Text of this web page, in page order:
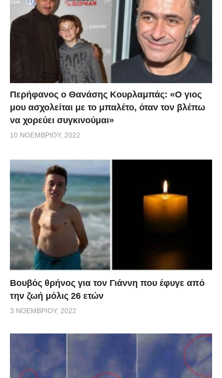
Περήφανος ο Θανάσης Κουρλαμπάς: «Ο γιος
μου ασχολείται με το μπαλέτο, όταν τον βλέπω
να χορεύει συγκινούμαι»
10 ΝΟΕΜΒΡΊΟΥ, 2022
Βουβός θρήνος για τον Γιάννη που έφυγε από
την ζωή μόλις 26 ετών
3 ΝΟΕΜΒΡΊΟΥ, 2022